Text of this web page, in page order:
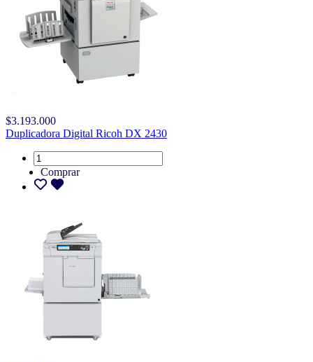
$3.193.000
Duplicadora Digital Ricoh DX 2430
Comprar